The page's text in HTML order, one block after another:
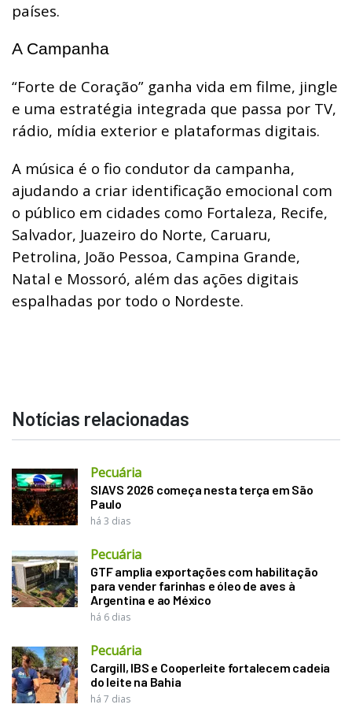
países.
A Campanha
“Forte de Coração” ganha vida em filme, jingle
e uma estratégia integrada que passa por TV,
rádio, mídia exterior e plataformas digitais.
A música é o fio condutor da campanha,
ajudando a criar identificação emocional com
o público em cidades como Fortaleza, Recife,
Salvador, Juazeiro do Norte, Caruaru,
Petrolina, João Pessoa, Campina Grande,
Natal e Mossoró, além das ações digitais
espalhadas por todo o Nordeste.
Notícias relacionadas
Pecuária
SIAVS 2026 começa nesta terça em São
Paulo
há 3 dias
Pecuária
GTF amplia exportações com habilitação
para vender farinhas e óleo de aves à
Argentina e ao México
há 6 dias
Pecuária
Cargill, IBS e Cooperleite fortalecem cadeia
do leite na Bahia
há 7 dias